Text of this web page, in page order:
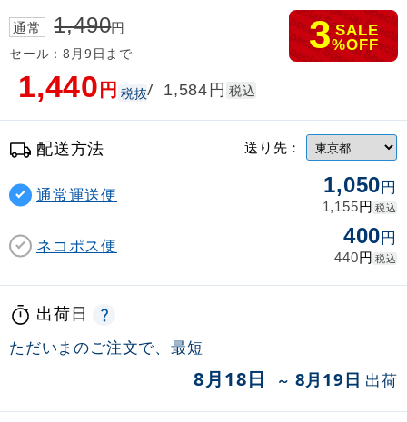
通常 1,490円
セール：8月9日まで 3 SALE
%OFF
1,440円 税抜/ 1,584円 税込
配送方法 送り先：
通常運送便 1,050円
1,155円 税込
ネコポス便 400円
440円 税込
出荷日
ただいまのご注文で、最短
8月18日 ～ 8月19日 出荷